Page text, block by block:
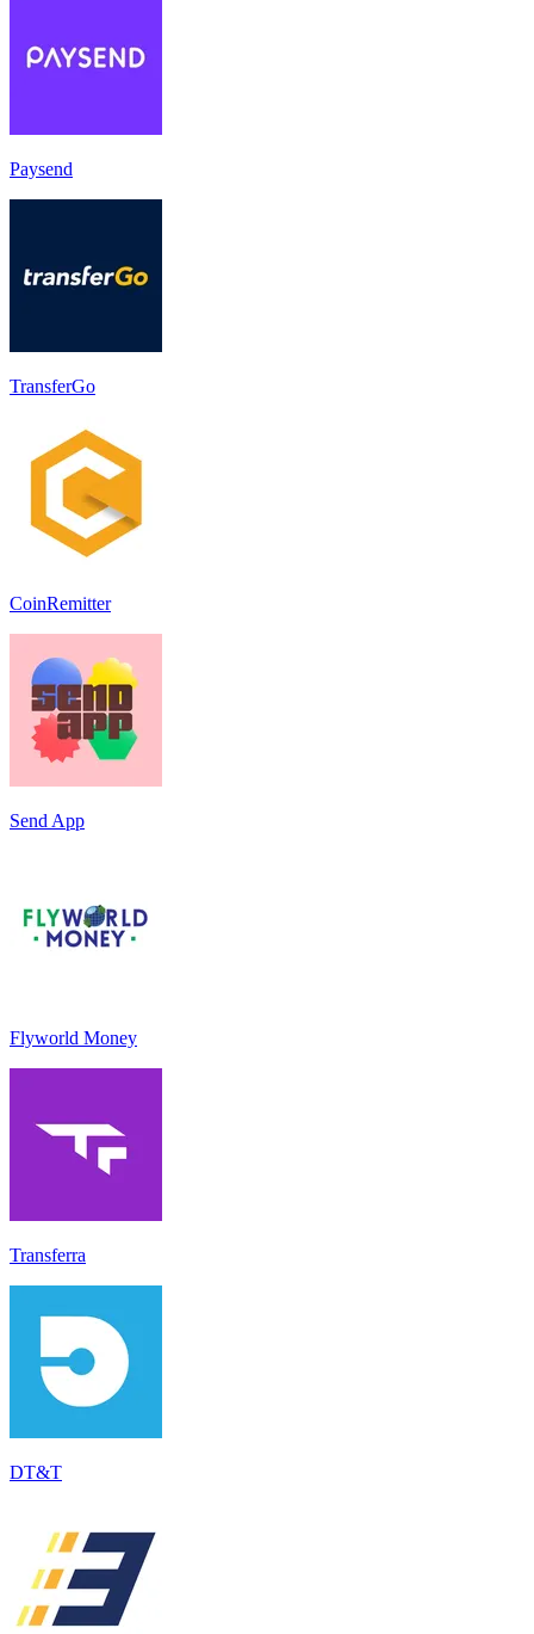
Paysend
TransferGo
CoinRemitter
Send App
Flyworld Money
Transferra
DT&T